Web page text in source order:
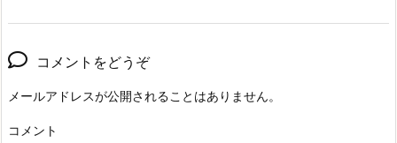
コメントをどうぞ
メールアドレスが公開されることはありません。
コメント